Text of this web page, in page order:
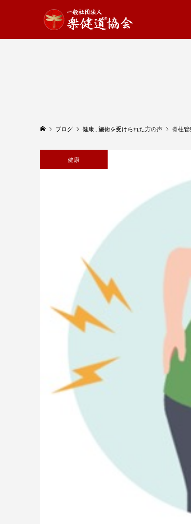
ブログ 健康 ,施術を受けられた方の声 脊柱
健康